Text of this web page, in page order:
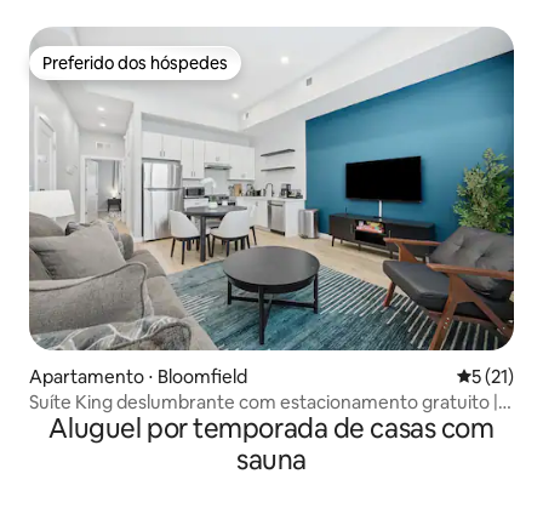
Preferido dos hóspedes
Preferido dos hóspedes
Apartamento ⋅ Bloomfield 5 de uma
5 (21)
Suíte King deslumbrante com estacionamento gratuito |
Sauna| ADA
Aluguel por temporada de casas com
sauna